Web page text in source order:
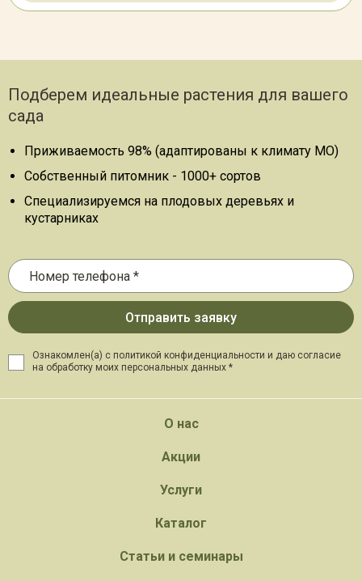
Подберем идеальные растения для вашего
сада
Приживаемость 98% (адаптированы к климату МО)
Собственный питомник - 1000+ сортов
Специализируемся на плодовых деревьях и
кустарниках
Ознакомлен(а) с политикой конфиденциальности и даю согласие
на обработку моих персональных данных *
О нас
Акции
Услуги
Каталог
Статьи и семинары